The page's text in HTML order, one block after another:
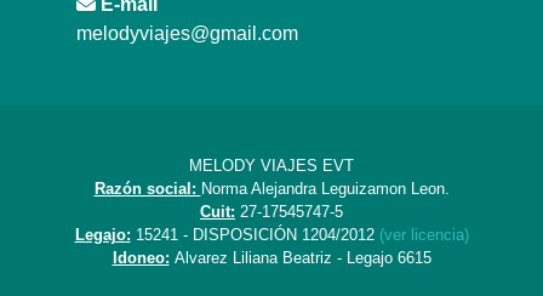
E-mail
melodyviajes@gmail.com
MELODY VIAJES EVT
Razón social: Norma Alejandra Leguizamon Leon.
Cuit: 27-17545747-5
Legajo: 15241 - DISPOSICIÓN 1204/2012 (ver licencia)
Idoneo: Alvarez Liliana Beatriz - Legajo 6615